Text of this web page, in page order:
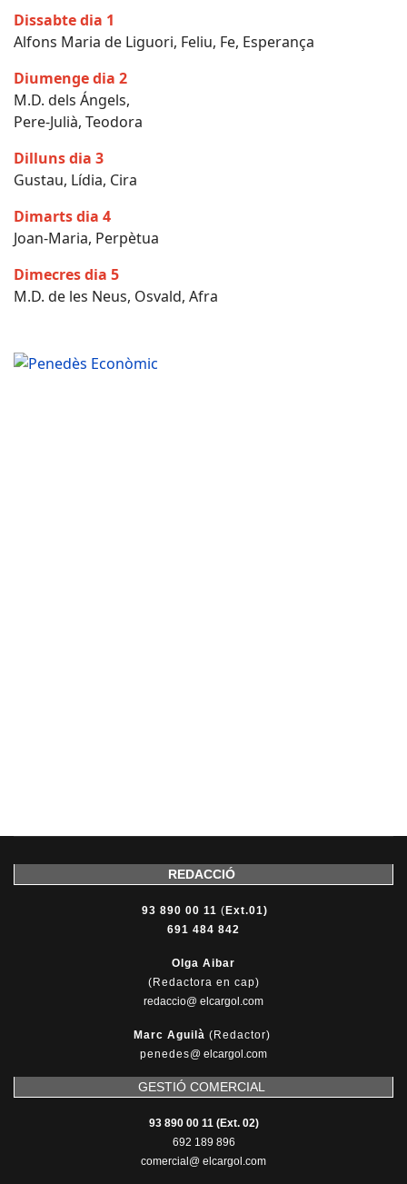
Dissabte dia 1
Alfons Maria de Liguori, Feliu, Fe, Esperança
Diumenge dia 2
M.D. dels Ángels,
Pere-Julià, Teodora
Dilluns dia 3
Gustau, Lídia, Cira
Dimarts dia 4
Joan-Maria, Perpètua
Dimecres dia 5
M.D. de les Neus, Osvald, Afra
REDACCIÓ
93 890 00 11 ( Ext.01)
691 484 842
Olga Aibar
(Redactora en cap)
redaccio@ elcargol.com
Marc Aguilà (Redactor)
penedes@ elcargol.com
GESTIÓ COMERCIAL
93 890 00 11 (Ext. 02)
692 189 896
comercial@ elcargol.com